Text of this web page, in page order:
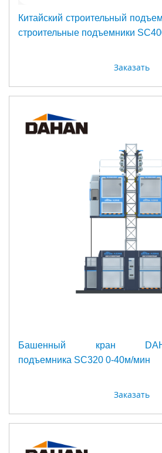
Китайский строительный
строительные подъемники
Заказать
Башенный кран
подъемника SC320 0-40м/мин
Заказать